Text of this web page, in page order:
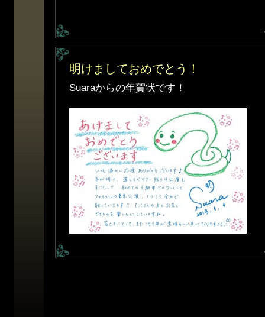
明けましておめでとう！
Suaraからの年賀状です！